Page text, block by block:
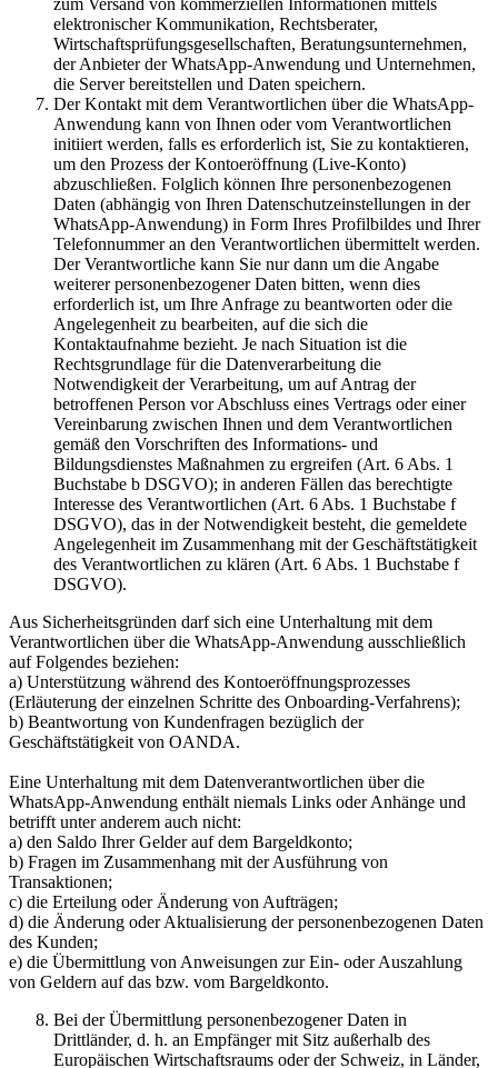
zum Versand von kommerziellen Informationen mittels
elektronischer Kommunikation, Rechtsberater,
Wirtschaftsprüfungsgesellschaften, Beratungsunternehmen,
der Anbieter der WhatsApp-Anwendung und Unternehmen,
die Server bereitstellen und Daten speichern.
Der Kontakt mit dem Verantwortlichen über die WhatsApp-
Anwendung kann von Ihnen oder vom Verantwortlichen
initiiert werden, falls es erforderlich ist, Sie zu kontaktieren,
um den Prozess der Kontoeröffnung (Live-Konto)
abzuschließen. Folglich können Ihre personenbezogenen
Daten (abhängig von Ihren Datenschutzeinstellungen in der
WhatsApp-Anwendung) in Form Ihres Profilbildes und Ihrer
Telefonnummer an den Verantwortlichen übermittelt werden.
Der Verantwortliche kann Sie nur dann um die Angabe
weiterer personenbezogener Daten bitten, wenn dies
erforderlich ist, um Ihre Anfrage zu beantworten oder die
Angelegenheit zu bearbeiten, auf die sich die
Kontaktaufnahme bezieht. Je nach Situation ist die
Rechtsgrundlage für die Datenverarbeitung die
Notwendigkeit der Verarbeitung, um auf Antrag der
betroffenen Person vor Abschluss eines Vertrags oder einer
Vereinbarung zwischen Ihnen und dem Verantwortlichen
gemäß den Vorschriften des Informations- und
Bildungsdienstes Maßnahmen zu ergreifen (Art. 6 Abs. 1
Buchstabe b DSGVO); in anderen Fällen das berechtigte
Interesse des Verantwortlichen (Art. 6 Abs. 1 Buchstabe f
DSGVO), das in der Notwendigkeit besteht, die gemeldete
Angelegenheit im Zusammenhang mit der Geschäftstätigkeit
des Verantwortlichen zu klären (Art. 6 Abs. 1 Buchstabe f
DSGVO).
Aus Sicherheitsgründen darf sich eine Unterhaltung mit dem
Verantwortlichen über die WhatsApp-Anwendung ausschließlich
auf Folgendes beziehen:
a) Unterstützung während des Kontoeröffnungsprozesses
(Erläuterung der einzelnen Schritte des Onboarding-Verfahrens);
b) Beantwortung von Kundenfragen bezüglich der
Geschäftstätigkeit von OANDA.
Eine Unterhaltung mit dem Datenverantwortlichen über die
WhatsApp-Anwendung enthält niemals Links oder Anhänge und
betrifft unter anderem auch nicht:
a) den Saldo Ihrer Gelder auf dem Bargeldkonto;
b) Fragen im Zusammenhang mit der Ausführung von
Transaktionen;
c) die Erteilung oder Änderung von Aufträgen;
d) die Änderung oder Aktualisierung der personenbezogenen Daten
des Kunden;
e) die Übermittlung von Anweisungen zur Ein- oder Auszahlung
von Geldern auf das bzw. vom Bargeldkonto.
Bei der Übermittlung personenbezogener Daten in
Drittländer, d. h. an Empfänger mit Sitz außerhalb des
Europäischen Wirtschaftsraums oder der Schweiz, in Länder,